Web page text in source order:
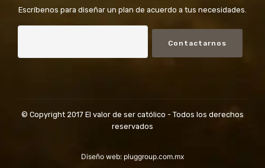
Escríbenos para diseñar un plan de acuerdo a tus necesidades.
Contactarnos
© Copyright 2017 El valor de ser católico - Todos los derechos
reservados
Diseño web: pluggroup.com.mx